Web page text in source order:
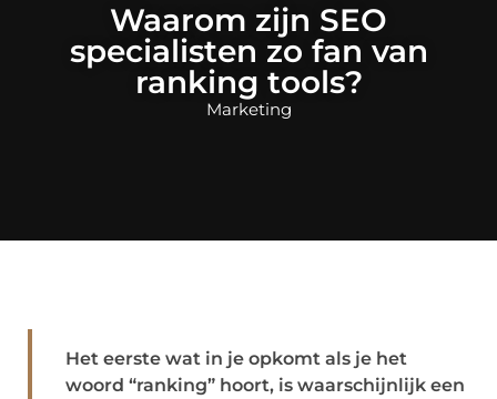
Waarom zijn SEO
specialisten zo fan van
ranking tools?
Marketing
Het eerste wat in je opkomt als je het
woord “ranking” hoort, is waarschijnlijk een